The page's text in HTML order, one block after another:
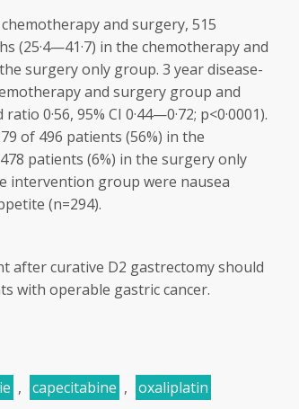
and surgery, 515
(25·4—41·7) in the chemotherapy and
surgery only group. 3 year disease-
and surgery group and
0·56, 95% CI 0·44—0·72; p<0·0001).
of 496 patients (56%) in the
patients (6%) in the surgery only
intervention group were nausea
(n=294).
after curative D2 gastrectomy should
with operable gastric cancer.
, capecitabine , oxaliplatin